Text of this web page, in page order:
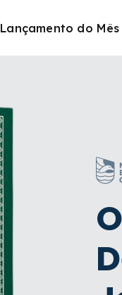
Lançamento do Mês